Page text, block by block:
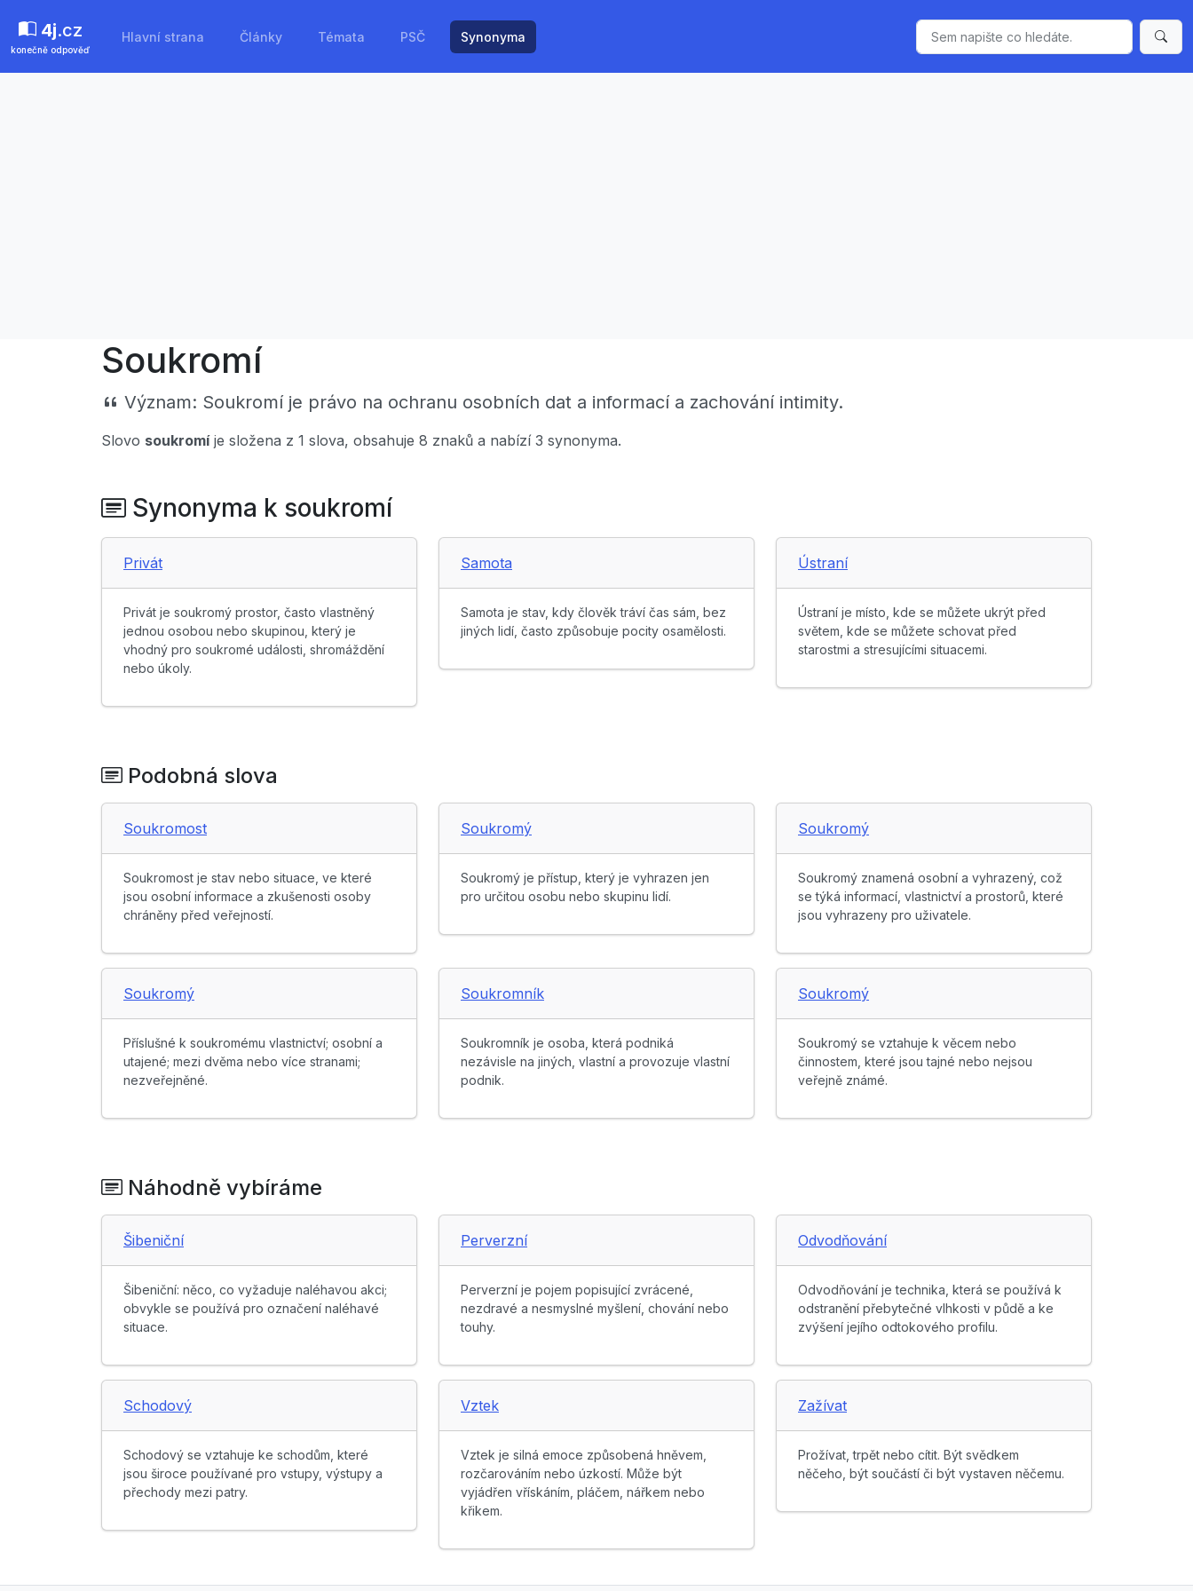
4j.cz
konečně odpověď
Hlavní strana Články Témata PSČ Synonyma
Soukromí
Význam: Soukromí je právo na ochranu osobních dat a informací a zachování intimity.
Slovo soukromíje složena z 1 slova, obsahuje 8 znaků a nabízí 3 synonyma.
Synonyma k soukromí
Privát
Privát je soukromý prostor, často vlastněný
jednou osobou nebo skupinou, který je
vhodný pro soukromé události, shromáždění
nebo úkoly.
Samota
Samota je stav, kdy člověk tráví čas sám, bez
jiných lidí, často způsobuje pocity osamělosti.
Ústraní
Ústraní je místo, kde se můžete ukrýt před
světem, kde se můžete schovat před
starostmi a stresujícími situacemi.
Podobná slova
Soukromost
Soukromost je stav nebo situace, ve které
jsou osobní informace a zkušenosti osoby
chráněny před veřejností.
Soukromý
Soukromý je přístup, který je vyhrazen jen
pro určitou osobu nebo skupinu lidí.
Soukromý
Soukromý znamená osobní a vyhrazený, což
se týká informací, vlastnictví a prostorů, které
jsou vyhrazeny pro uživatele.
Soukromý
Příslušné k soukromému vlastnictví; osobní a
utajené; mezi dvěma nebo více stranami;
nezveřejněné.
Soukromník
Soukromník je osoba, která podniká
nezávisle na jiných, vlastní a provozuje vlastní
podnik.
Soukromý
Soukromý se vztahuje k věcem nebo
činnostem, které jsou tajné nebo nejsou
veřejně známé.
Náhodně vybíráme
Šibeniční
Šibeniční: něco, co vyžaduje naléhavou akci;
obvykle se používá pro označení naléhavé
situace.
Perverzní
Perverzní je pojem popisující zvrácené,
nezdravé a nesmyslné myšlení, chování nebo
touhy.
Odvodňování
Odvodňování je technika, která se používá k
odstranění přebytečné vlhkosti v půdě a ke
zvýšení jejího odtokového profilu.
Schodový
Schodový se vztahuje ke schodům, které
jsou široce používané pro vstupy, výstupy a
přechody mezi patry.
Vztek
Vztek je silná emoce způsobená hněvem,
rozčarováním nebo úzkostí. Může být
vyjádřen vřískáním, pláčem, nářkem nebo
křikem.
Zažívat
Prožívat, trpět nebo cítit. Být svědkem
něčeho, být součástí či být vystaven něčemu.